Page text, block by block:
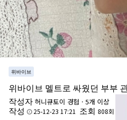
위바이브
위바이브 멜트로 싸웠던 부부
작성자 허니큐토이 경험 · 5개 이상
작성 25-12-23 17:21 조회 808회